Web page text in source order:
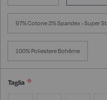
97% Cotone 3% Spandex - Super
100% Poliestere Bohème
Taglia